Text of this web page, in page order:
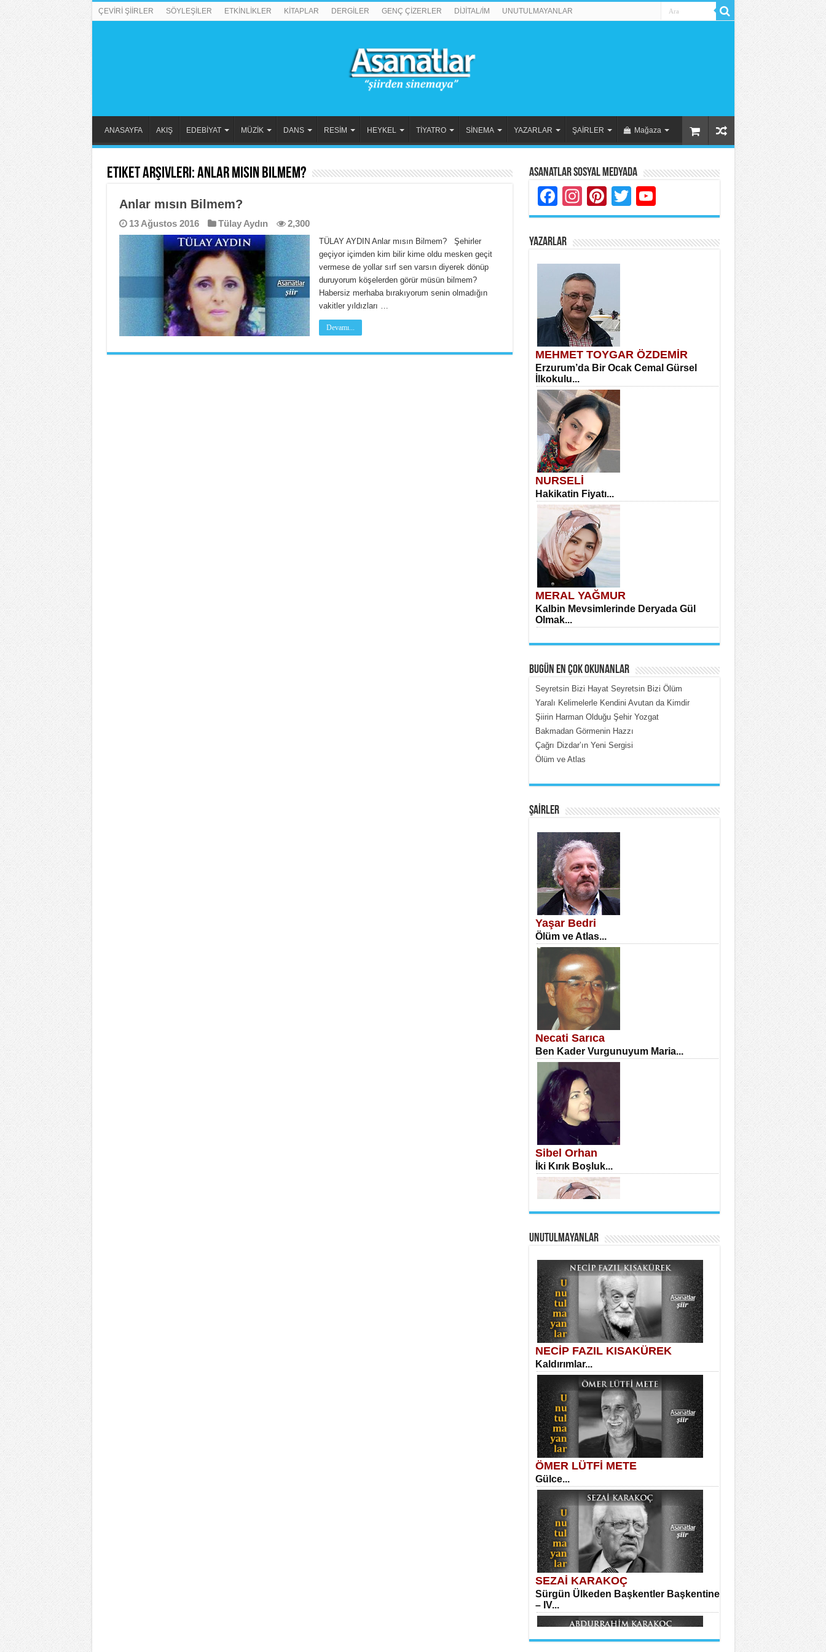
ÇEVİRİ ŞİİRLER SÖYLEŞİLER ETKİNLİKLER KİTAPLAR DERGİLER GENÇ ÇİZERLER DİJİTAL/İM UNUTULMAYANLAR
ANASAYFA AKIŞ EDEBİYAT MÜZİK DANS RESİM HEYKEL TİYATRO SİNEMA YAZARLAR ŞAİRLER Mağaza
Etiket Arşivleri:Anlar Mısın Bilmem?
Anlar mısın Bilmem?
13 Ağustos 2016 Tülay Aydın 2,300
TÜLAY AYDIN Anlar mısın Bilmem? Şehirler
geçiyor içimden kim bilir kime oldu mesken geçit
vermese de yollar sırf sen varsın diyerek dönüp
duruyorum köşelerden görür müsün bilmem?
Habersiz merhaba bırakıyorum senin olmadığın
vakitler yıldızları …
Devamı...
Asanatlar Sosyal Medyada
Facebook
Instagram
Pinterest
Twitter
YAZARLAR
MEHMET TOYGAR ÖZDEMİR
Erzurum’da Bir Ocak Cemal Gürsel
İlkokulu...
NURSELİ
Hakikatin Fiyatı...
MERAL YAĞMUR
Kalbin Mevsimlerinde Deryada Gül
Olmak...
MEHMET ÇOBAN
İçerdeki Put Dışardaki Maskeler...
EMİNE CUMA
Fanatizm Çıkmazı...
SATILMIŞ ÜMİT ÇETİNKAYA
Erkenlik...
NECLA DİLEK ARSLAN
Öğretmenler Günü Mahkemesi...
İSA KARATEPE
Ekranlar Arasında Kaybolan İnsan...
AHMET URFALI
Ömer Lütfi Mete’nin “Gülce” Şiirini
Tahlil Denemesi...
SELAHATTİN YILDIZ
İnsanın Zindanı...
MEHMET TAŞTAN
Vagon’da Bir Şairle...
BUGÜN EN ÇOK OKUNANLAR
Seyretsin Bizi Hayat Seyretsin Bizi Ölüm
Yaralı Kelimelerle Kendini Avutan da Kimdir
Şiirin Harman Olduğu Şehir Yozgat
Bakmadan Görmenin Hazzı
Çağrı Dizdar’ın Yeni Sergisi
Ölüm ve Atlas
ŞAİRLER
Yaşar Bedri
Ölüm ve Atlas...
Necati Sarıca
Ben Kader Vurgunuyum Maria...
Sibel Orhan
İki Kırık Boşluk...
Meral Yağmur
Eski Bir Şiir...
Kadir Ünal
Ayağıma Dolanan Yokuş...
Mehmet Çoban
Elmira...
Suavi Kemal Yazgıç
Yılkılar...
UNUTULMAYANLAR
NECİP FAZIL KISAKÜREK
Kaldırımlar...
ÖMER LÜTFİ METE
Gülce...
SEZAİ KARAKOÇ
Sürgün Ülkeden Başkentler Başkentine
– IV...